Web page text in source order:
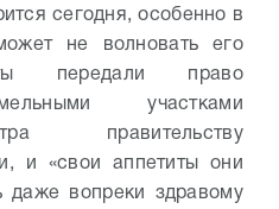
сегодня, особенно в
не волновать его
передали право
участками
правительству
и «свои аппетиты они
даже вопреки здравому